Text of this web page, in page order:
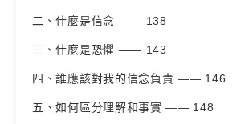
二、什麼是信念 —— 138
三、什麼是恐懼 —— 143
四、誰應該對我的信念負責 —— 146
五、如何區分理解和事實 —— 148